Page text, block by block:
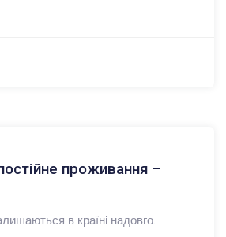
проживання –
в країні надовго.